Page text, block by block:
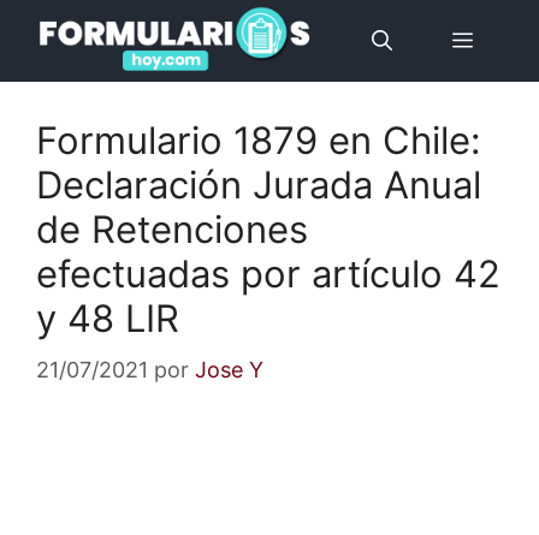
contenido
Menú
Formulario 1879 en Chile:
Declaración Jurada Anual
de Retenciones
efectuadas por artículo 42
y 48 LIR
21/07/2021 por Jose Y